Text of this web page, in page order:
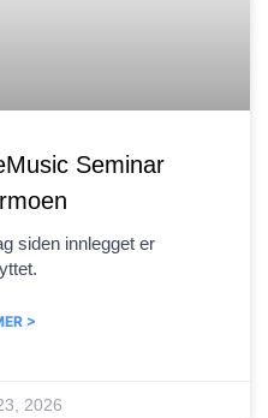
Seminar
siden innlegget er
>
2026